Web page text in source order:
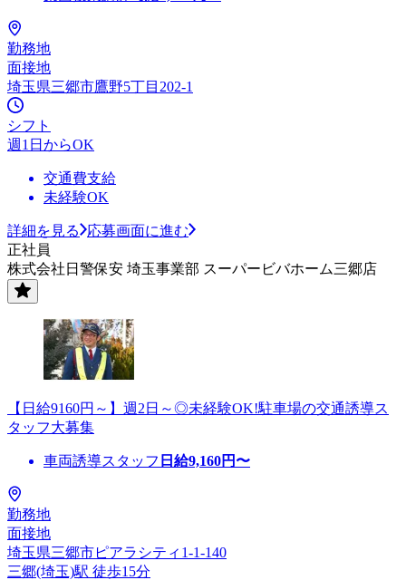
勤務地
面接地
埼玉県三郷市鷹野5丁目202-1
シフト
週1日からOK
交通費支給
未経験OK
詳細を見る
応募画面に進む
正社員
株式会社日警保安 埼玉事業部 スーパービバホーム三郷店
【日給9160円～】週2日～◎未経験OK!駐車場の交通誘導ス
タッフ大募集
車両誘導スタッフ 日給9,160円〜
勤務地
面接地
埼玉県三郷市ピアラシティ1-1-140
三郷(埼玉)駅 徒歩15分